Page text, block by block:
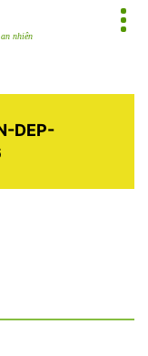
nhiên
DEP-